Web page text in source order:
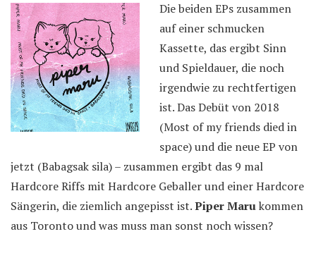
Die beiden EPs zusammen
auf einer schmucken
Kassette, das ergibt Sinn
und Spieldauer, die noch
irgendwie zu rechtfertigen
ist. Das Debüt von 2018
(Most of my friends died in
space) und die neue EP von
jetzt (Babagsak sila) – zusammen ergibt das 9 mal
Hardcore Riffs mit Hardcore Geballer und einer Hardcore
Sängerin, die ziemlich angepisst ist.Piper Marukommen
aus Toronto und was muss man sonst noch wissen?